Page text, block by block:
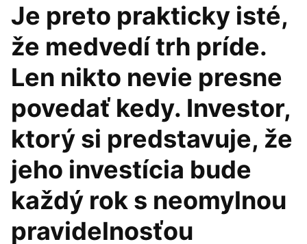
Je preto prakticky isté,
že medvedí trh príde.
Len nikto nevie presne
povedať kedy. Investor,
ktorý si predstavuje, že
jeho investícia bude
každý rok s neomylnou
pravidelnosťou